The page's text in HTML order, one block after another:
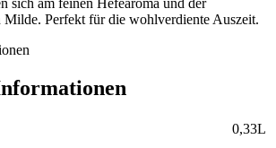
sich am feinen Hefearoma und der
Milde. Perfekt für die wohlverdiente Auszeit.
0,33L